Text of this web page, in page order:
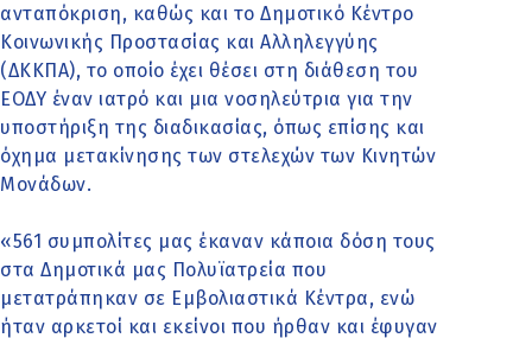
ανταπόκριση, καθώς και το Δημοτικό Κέντρο
Κοινωνικής Προστασίας και Αλληλεγγύης
(ΔΚΚΠΑ), το οποίο έχει θέσει στη διάθεση του
ΕΟΔΥ έναν ιατρό και μια νοσηλεύτρια για την
υποστήριξη της διαδικασίας, όπως επίσης και
όχημα μετακίνησης των στελεχών των Κινητών
Μονάδων.
«561 συμπολίτες μας έκαναν κάποια δόση τους
στα Δημοτικά μας Πολυϊατρεία που
μετατράπηκαν σε Εμβολιαστικά Κέντρα, ενώ
ήταν αρκετοί και εκείνοι που ήρθαν και έφυγαν